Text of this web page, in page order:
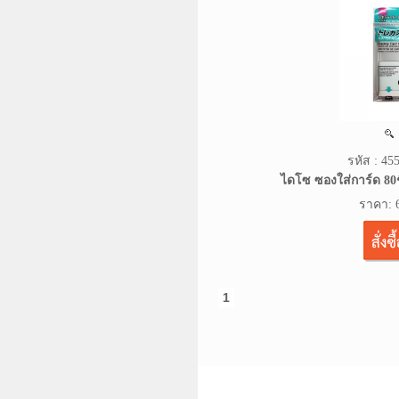
รหัส :
ไดโซ ซองใส่การ์ด
ราคา:
1